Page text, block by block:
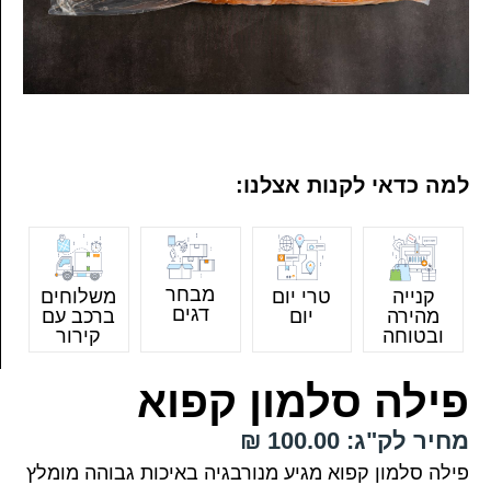
למה כדאי לקנות אצלנו:
קנייה
מהירה
ובטוחה
טרי יום
יום
מבחר
דגים
משלוחים
ברכב עם
קירור
פילה סלמון קפוא
מחיר לק"ג: 100.00 ₪
פילה סלמון קפוא מגיע מנורבגיה באיכות גבוהה מומלץ